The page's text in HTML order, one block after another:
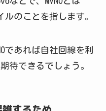
ルのことを指します。
であれば自社回線を利
待できるでしょう。